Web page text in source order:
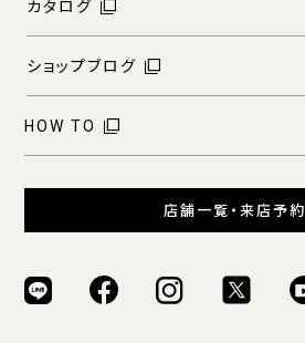
カタログ
ショップブログ
HOW TO
店舗一覧・来店予約